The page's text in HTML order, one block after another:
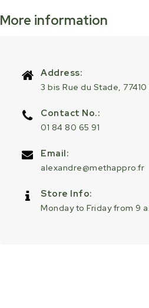
More information
Address:
3 bis Rue du Stade, 77410
Contact No.:
01 84 80 65 91
Email:
alexandre@methappro.fr
Store Info:
Monday to Friday from 9